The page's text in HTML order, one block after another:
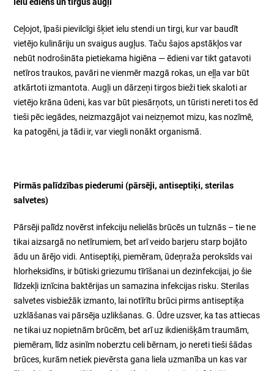
Ceļojot, īpaši pievilcīgi šķiet ielu stendi un tirgi, kur var baudīt
vietējo kulināriju un svaigus augļus. Taču šajos apstākļos var
nebūt nodrošināta pietiekama higiēna — ēdieni var tikt gatavoti
netīros traukos, pavāri ne vienmēr mazgā rokas, un eļļa var būt
atkārtoti izmantota. Augļi un dārzeņi tirgos bieži tiek skalo­ti ar
vietējo krāna ūdeni, kas var būt piesārņots, un tūristi nereti tos ēd
tieši pēc iegādes, neizmazgājot vai neizņemot mizu, kas nozīmē,
ka patogēni, ja tādi ir, var viegli nonākt organismā.
Pirmās palīdzības piederumi (pārsēji, antiseptiķi, sterilas
salvetes)
Pārsēji palīdz novērst infekciju nelielās brūcēs un tulznās – tie ne
tikai aizsargā no netīrumiem, bet arī veido barjeru starp bojāto
ādu un ārējo vidi. Antiseptiķi, piemēram, ūdeņraža peroksīds vai
hlorheksidīns, ir būtiski griezumu tīrīšanai un dezinfekcijai, jo šie
līdzekļi iznīcina baktērijas un samazina infekcijas risku. Sterilas
salvetes visbiežāk izmanto, lai notīrītu brūci pirms antiseptiķa
uzklāšanas vai pārsēja uzlikšanas. G. Ūdre uzsver, ka tas attiecas
ne tikai uz nopietnām brūcēm, bet arī uz ikdienišķām traumām,
piemēram, līdz asinīm noberztu celi bērnam, jo nereti tieši šādas
brūces, kurām netiek pievērsta gana liela uzmanība un kas var